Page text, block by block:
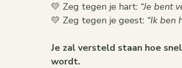
💛 Zeg tegen je hart: “Je bent
💛 Zeg tegen je geest: “Ik ben
Je zal versteld staan hoe
wordt.